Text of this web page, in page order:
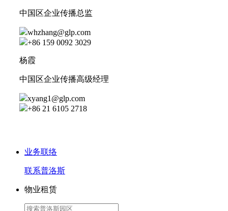
中国区企业传播总监
whzhang@glp.com
+86 159 0092 3029
杨霞
中国区企业传播高级经理
xyang1@glp.com
+86 21 6105 2718
业务联络
联系普洛斯
物业租赁